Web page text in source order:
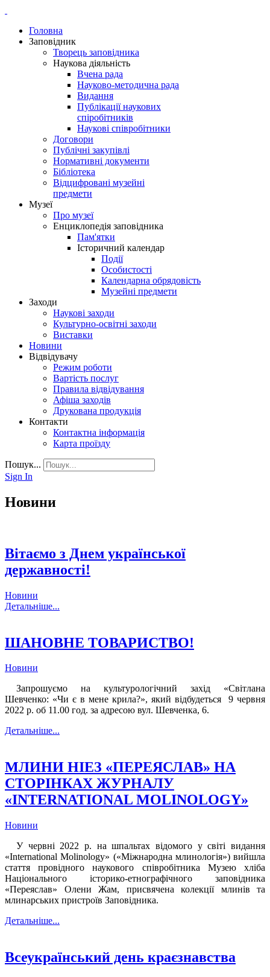
Головна
Заповідник
Творець заповідника
Наукова діяльність
Вчена рада
Науково-методична рада
Видання
Публікації наукових
спіробітників
Наукові співробітники
Договори
Публічні закупівлі
Нормативні документи
Бібліотека
Відцифровані музейні
предмети
Музеї
Про музеї
Енциклопедія заповідника
Пам'ятки
Історичний календар
Події
Особистості
Календарна обрядовість
Музейні предмети
Заходи
Наукові заходи
Культурно-освітні заходи
Виставки
Новини
Відвідувачу
Режим роботи
Вартість послуг
Правила відвідування
Афіша заходів
Друкована продукція
Контакти
Контактна інформація
Карта проїзду
Пошук...
Sign In
Новини
Вітаємо з Днем української
державності!
Новини
Детальніше...
ШАНОВНЕ ТОВАРИСТВО!
Новини
Запрошуємо на культурологічний захід «Світлана
Шевченко: «Чи є в мене крила?», який відбудеться 9 червня
2022 р. об 11.00 год. за адресою вул. Шевченка, 6.
Детальніше...
МЛИНИ НІЕЗ «ПЕРЕЯСЛАВ» НА
СТОРІНКАХ ЖУРНАЛУ
«INTERNATIONAL MOLINOLOGY»
Новини
У червні 2022 р. на шпальтах відомого у світі видання
«International Molinology» («Міжнародна млинологія») вийшла
стаття провідного наукового співробітника Музею хліба
Національного історико-етнографічного заповідника
«Переяслав» Олени Жам, присвячена колекції млинів та
млинарських пристроїв Заповідника.
Детальніше...
Всеукраїнський день краєзнавства